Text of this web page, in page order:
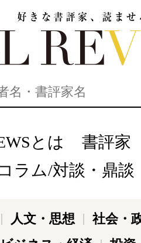
とは
書評家
ラム/対談・鼎談
人文・思想
社会・